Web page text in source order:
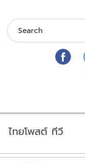
ไทยโพสต์ ทีวี